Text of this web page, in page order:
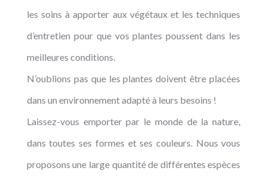
les soins à apporter aux végétaux et les techniques
d’entretien pour que vos plantes poussent dans les
meilleures conditions.
N’oublions pas que les plantes doivent être placées
dans un environnement adapté à leurs besoins !
Laissez-vous emporter par le monde de la nature,
dans toutes ses formes et ses couleurs. Nous vous
proposons une large quantité de différentes espèces